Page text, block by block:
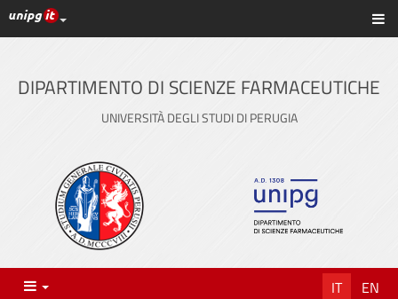
Vai
al
principale
Link ai principali servizi web di Ateneo
DIPARTIMENTO DI SCIENZE FARMACEUTICHE
UNIVERSITÀ DEGLI STUDI DI PERUGIA
Menu IT EN